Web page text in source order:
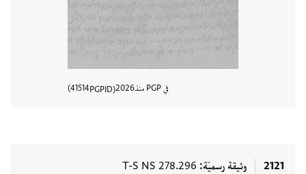
في PGP منذ 2026
PGPID
41514
2121 وثيقة رسميّة T-S NS 278.296